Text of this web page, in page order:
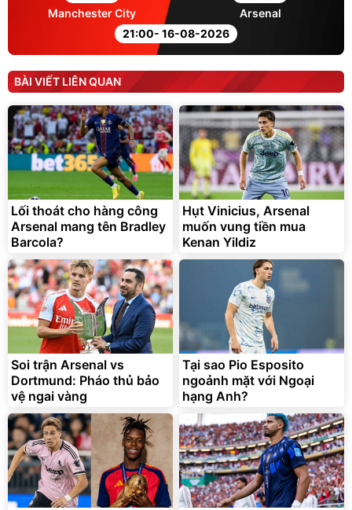
21:00- 16-08-2026
Manchester City Arsenal
BÀI VIẾT LIÊN QUAN
Lối thoát cho hàng công
Arsenal mang tên Bradley
Barcola?
Hụt Vinicius, Arsenal
muốn vung tiền mua
Kenan Yildiz
Soi trận Arsenal vs
Dortmund: Pháo thủ bảo
vệ ngai vàng
Tại sao Pio Esposito
ngoảnh mặt với Ngoại
hạng Anh?